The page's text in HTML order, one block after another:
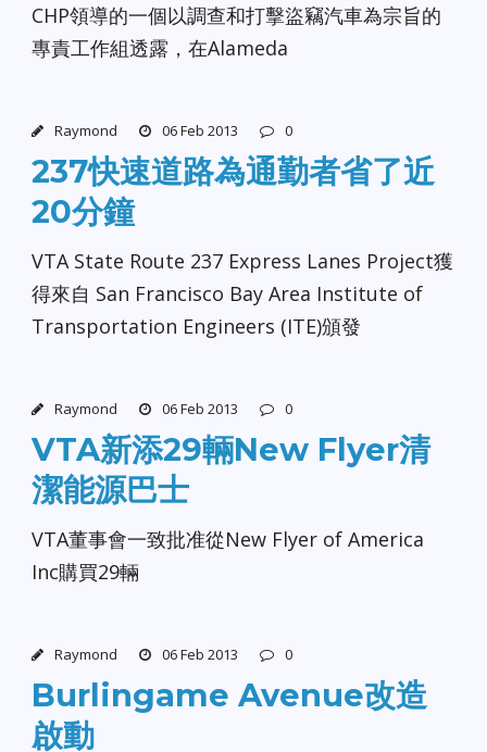
CHP領導的一個以調查和打擊盜竊汽車為宗旨的
專責工作組透露，在Alameda
Raymond 06 Feb 2013 0
237快速道路為通勤者省了近
20分鐘
VTA State Route 237 Express Lanes Project獲
得來自 San Francisco Bay Area Institute of
Transportation Engineers (ITE)頒發
Raymond 06 Feb 2013 0
VTA新添29輛New Flyer清
潔能源巴士
VTA董事會一致批准從New Flyer of America
Inc購買29輛
Raymond 06 Feb 2013 0
Burlingame Avenue改造
啟動